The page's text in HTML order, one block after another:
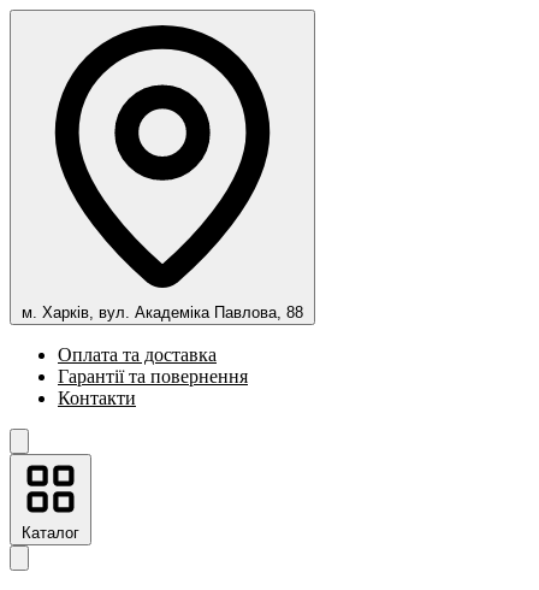
м. Харків, вул. Академіка Павлова, 88
Оплата та доставка
Гарантії та повернення
Контакти
Каталог